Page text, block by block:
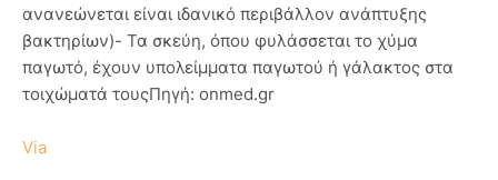
ανανεώνεται είναι ιδανικό περιβάλλον ανάπτυξης
βακτηρίων)- Τα σκεύη, όπου φυλάσσεται το χύμα
παγωτό, έχουν υπολείμματα παγωτού ή γάλακτος στα
τοιχώματά τουςΠηγή: onmed.gr
Via